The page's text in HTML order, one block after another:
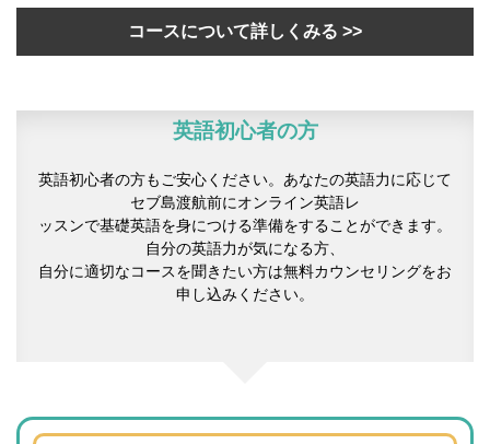
コースについて詳しくみる >>
英語初心者の方
英語初心者の方もご安心ください。あなたの英語力に応じて
セブ島渡航前にオンライン英語レ
ッスンで基礎英語を身につける準備をすることができます。
自分の英語力が気になる方、
自分に適切なコースを聞きたい方は無料カウンセリングをお
申し込みください。